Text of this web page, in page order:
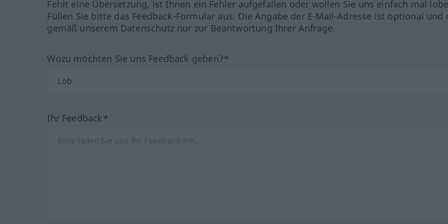
Fehlt eine Übersetzung, ist Ihnen ein Fehler aufgefallen oder wollen Sie uns einfach mal
Füllen Sie bitte das Feedback-Formular aus. Die Angabe der E-Mail-Adresse ist optional und
gemäß unserem Datenschutz nur zur Beantwortung Ihrer Anfrage.
Wozu möchten Sie uns Feedback geben?*
Ihr Feedback*